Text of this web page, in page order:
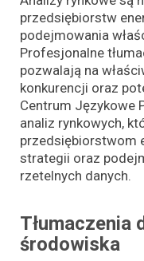
przedsiębiorstw
podejmowania
Profesjonalne
pozwalają na
konkurencji oraz
Centrum Językowe
analiz rynkowych,
przedsiębiorstwom
strategii oraz
rzetelnych danych.
Tłumaczenia
środowiska